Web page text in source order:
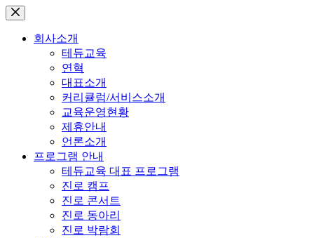
본
회사소개
테듀교육
연혁
대표소개
커리큘럼/서비스소개
교육운영현황
제휴안내
언론소개
프로그램 안내
테듀교육 대표 프로그램
진로 캠프
진로 콘서트
진로 동아리
진로 박람회